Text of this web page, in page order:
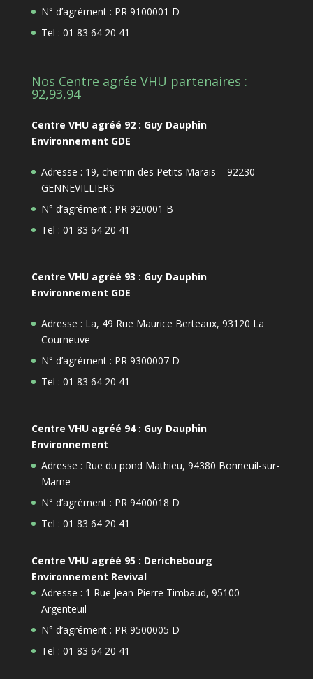
N° d’agrément : PR 9100001 D
Tel : 01 83 64 20 41
Nos Centre agrée VHU partenaires :
92,93,94
Centre VHU agréé 92 : Guy Dauphin
Environnement GDE
Adresse : 19, chemin des Petits Marais – 92230
GENNEVILLIERS
N° d’agrément : PR 920001 B
Tel : 01 83 64 20 41
Centre VHU agréé 93 : Guy Dauphin
Environnement GDE
Adresse : La, 49 Rue Maurice Berteaux, 93120 La
Courneuve
N° d’agrément : PR 9300007 D
Tel : 01 83 64 20 41
Centre VHU agréé 94 : Guy Dauphin
Environnement
Adresse : Rue du pond Mathieu, 94380 Bonneuil-sur-
Marne
N° d’agrément : PR 9400018 D
Tel : 01 83 64 20 41
Centre VHU agréé 95 : Derichebourg
Environnement Revival
Adresse : 1 Rue Jean-Pierre Timbaud, 95100
Argenteuil
N° d’agrément : PR 9500005 D
Tel : 01 83 64 20 41